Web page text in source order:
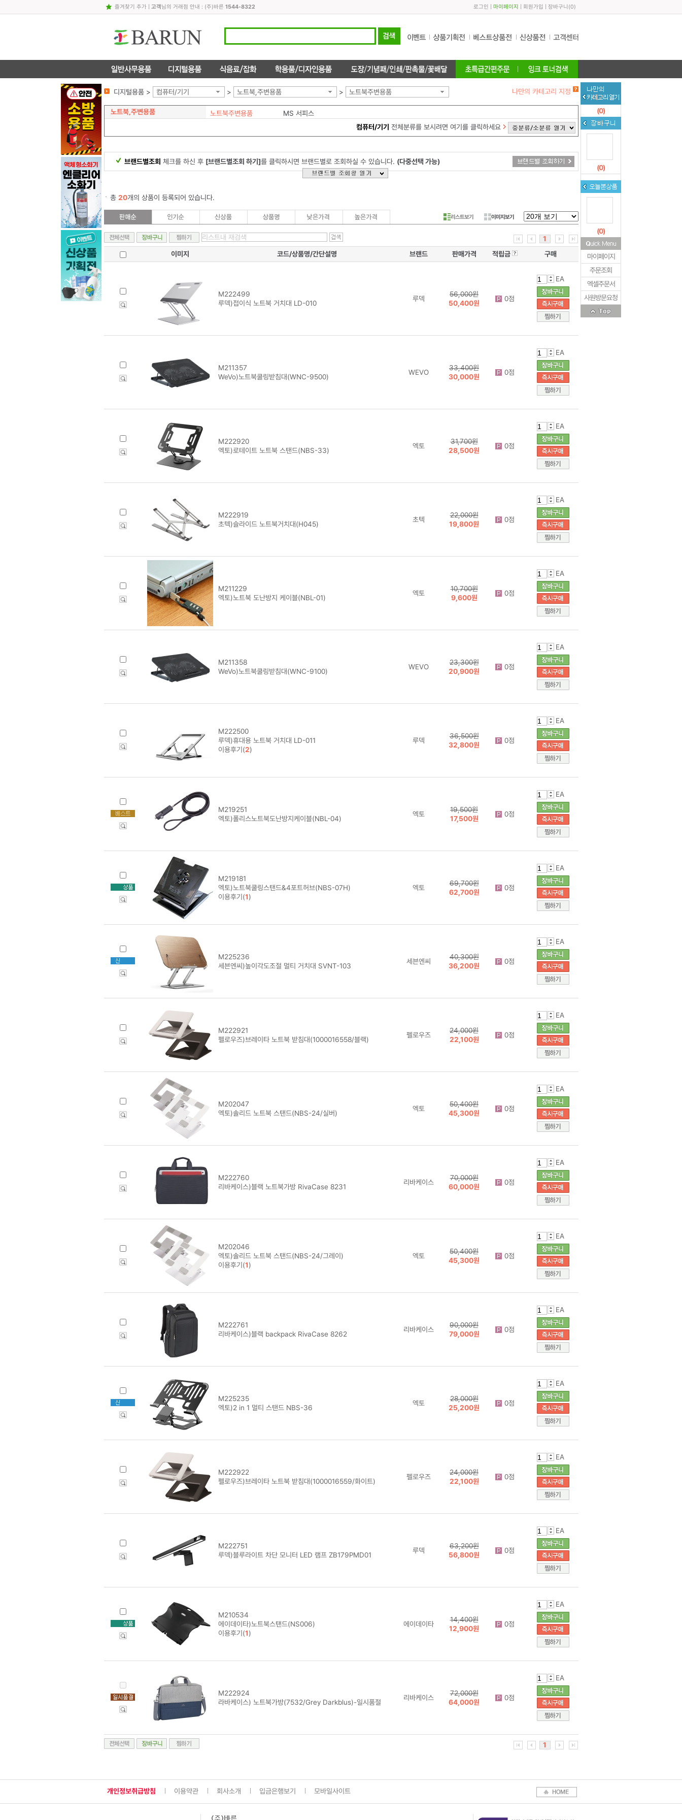
즐겨찾기 추가| 고객님의 거래점 안내 : (주)바른 1544-8322 로그인 마이페이지 회원가입 장바구니 (0)
디지털용품 > 컴퓨터/기기 > 노트북,주변용품 > 노트북주변용품 나만의 카테고리 지정
노트북,주변용품 노트북주변용품
MS 서피스
컴퓨터/기기 전체분류를 보시려면 여기를 클릭하세요
브랜드별조회 체크를 하신 후 [브랜드별조회 하기]를 클릭하시면 브랜드별로 조회하실 수 있습니다. (다중선택 가능)
총 20개의 상품이 등록되어 있습니다.
리스트보기 이미지보기
1
이미지
코드/상품명/간단설명 브랜드 판매가격 적립금 구매
M222499
루덱)접이식 노트북 거치대 LD-010
루덱
56,000원
50,400원
0점
EA
M211357
WeVo)노트북쿨링받침대(WNC-9500)
WEVO
33,400원
30,000원
0점
EA
M222920
엑토)로테이트 노트북 스탠드(NBS-33)
엑토
31,700원
28,500원
0점
EA
M222919
초텍)슬라이드 노트북거치대(H045)
초텍
22,000원
19,800원
0점
EA
M211229
엑토)노트북 도난방지 케이블(NBL-01)
엑토
10,700원
9,600원
0점
EA
M211358
WeVo)노트북쿨링받침대(WNC-9100)
WEVO
23,300원
20,900원
0점
EA
M222500
루덱)휴대용 노트북 거치대 LD-011
이용후기(2)
루덱
36,500원
32,800원
0점
EA
M219251
엑토)폴리스노트북도난방지케이블(NBL-04)
엑토
19,500원
17,500원
0점
EA
M219181
엑토)노트북쿨링스탠드&4포트허브(NBS-07H)
이용후기(1)
엑토
69,700원
62,700원
0점
EA
M225236
세븐엔씨)높이각도조절 멀티 거치대 SVNT-103
세븐엔씨
40,300원
36,200원
0점
EA
M222921
펠로우즈)브레이타 노트북 받침대(1000016558/블랙)
펠로우즈
24,000원
22,100원
0점
EA
M202047
엑토)솔리드 노트북 스탠드(NBS-24/실버)
엑토
50,400원
45,300원
0점
EA
M222760
리바케이스)블랙 노트북가방 RivaCase 8231
리바케이스
70,000원
60,000원
0점
EA
M202046
엑토)솔리드 노트북 스탠드(NBS-24/그레이)
이용후기(1)
엑토
50,400원
45,300원
0점
EA
M222761
리바케이스)블랙 backpack RivaCase 8262
리바케이스
90,000원
79,000원
0점
EA
M225235
엑토)2 in 1 멀티 스탠드 NBS-36
엑토
28,000원
25,200원
0점
EA
M222922
펠로우즈)브레이타 노트북 받침대(1000016559/화이트)
펠로우즈
24,000원
22,100원
0점
EA
M222751
루덱)블루라이트 차단 모니터 LED 램프 ZB179PMD01
루덱
63,200원
56,800원
0점
EA
M210534
에이데이타)노트북스탠드(NS006)
이용후기(1)
에이데이타
14,400원
12,900원
0점
EA
M222924
라바케이스) 노트북가방(7532/Grey Darkblus)-일시품절
리바케이스
72,000원
64,000원
0점
EA
1
(0)
(0)
(0)
마이페이지
주문조회
엑셀주문서
사원방문요청
개인정보취급방침 이용약관 회사소개 입금은행보기 모바일사이트